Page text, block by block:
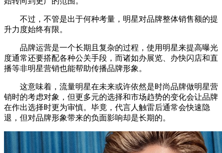
不过，不管是出于何种考量，明星对品牌整体销售额的提
升力度始终有限。
品牌运营是一个长期且复杂的过程，使用明星来提高曝光
度通常还要搭配各种公关手段，而诸如办展览、办快闪店和直
播等非明星营销也能帮助传播品牌形象。
这意味着，流量明星在未来或许依然是时尚品牌做明星营
销时的考虑对象，但更多元的选择和市场趋势的变化会让品牌
在作出选择时更为审慎。毕竟，代言人触雷后通常会快速隐
退，但对品牌形象带来的负面影响却是长期的。